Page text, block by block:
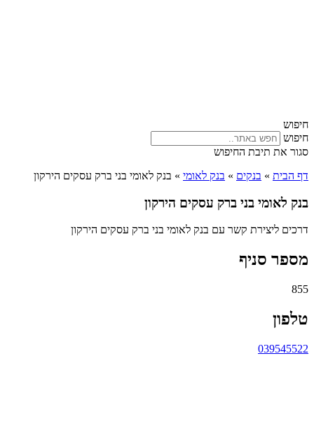
חיפוש
חיפוש
סגור את תיבת החיפוש
דף הבית » בנקים » בנק לאומי » בנק לאומי בני ברק עסקים הירקון
בנק לאומי בני ברק עסקים הירקון
דרכים ליצירת קשר עם בנק לאומי בני ברק עסקים הירקון
מספר סניף
855
טלפון
039545522